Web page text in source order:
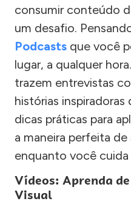
consumir conteúdo
um desafio.
Podcasts que você
lugar, a qualquer
trazem entrevistas
histórias
dicas práticas para
a maneira perfeita
enquanto você cuida
Vídeos: Aprenda
Visual